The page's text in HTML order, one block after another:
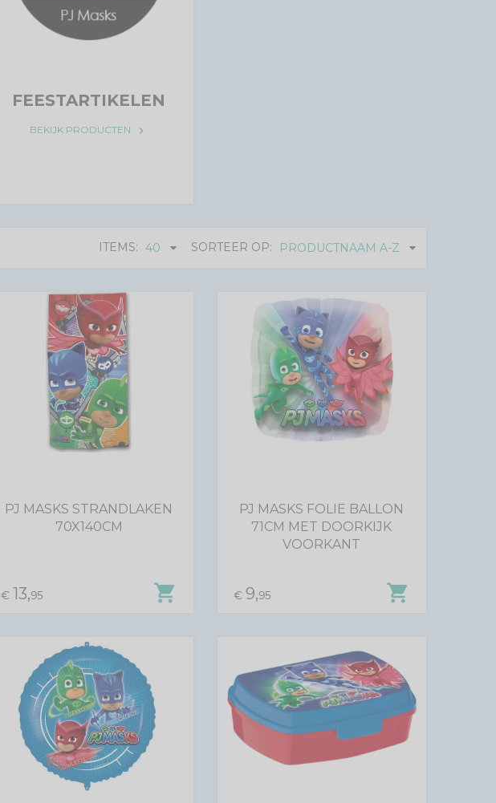
FEESTARTIKELEN
BEKIJK PRODUCTEN keyboard_arrow_right
SORTEER OP: PRODUCTNAAM A-Z
ITEMS: 40
shopping_cart
PJ MASKS STRANDLAKEN
70X140CM
€ 13,95 shopping_cart
PJ MASKS FOLIE BALLON
71CM MET DOORKIJK
VOORKANT
€ 9,95